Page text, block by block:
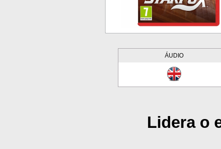
ÁUDIO
Lidera o